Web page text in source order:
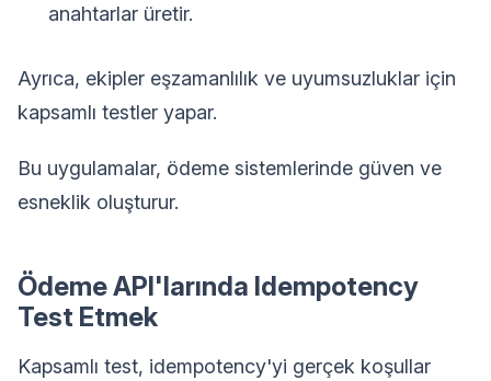
anahtarlar üretir.
Ayrıca, ekipler eşzamanlılık ve uyumsuzluklar için
kapsamlı testler yapar.
Bu uygulamalar, ödeme sistemlerinde güven ve
esneklik oluşturur.
Ödeme API'larında Idempotency
Test Etmek
Kapsamlı test, idempotency'yi gerçek koşullar